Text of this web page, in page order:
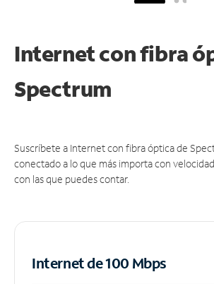
Internet con fibra
Spectrum
Suscríbete a Internet con fibra óptica de
conectado a lo que más importa con
con las que puedes contar.
Internet de 100 Mbps